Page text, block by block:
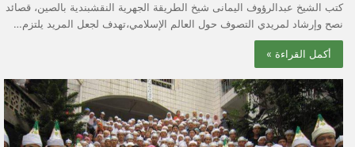
كتب الشيخ عبدالرؤوف اليمانى شيخ الطريقة الجهرية النقشبندية بالصين، قصائد
نصح وإرشاد لمريدي التصوف حول العالم الإسلامي،تهدف لجعل المريد يلتزم…
أكمل القراءة »